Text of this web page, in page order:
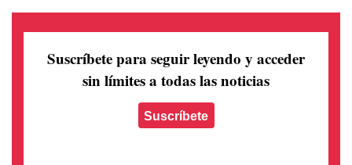
Suscríbete para seguir leyendo y acceder
sin límites a todas las noticias
Suscríbete